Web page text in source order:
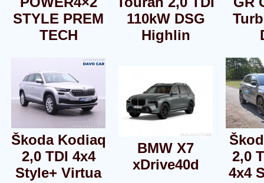
STYLE PREM
TECH
110kW DSG
Highlin
Škoda Kodiaq
2,0 TDI 4x4
Style+ Virtua
BMW X7
xDrive40d
2,0
4x4